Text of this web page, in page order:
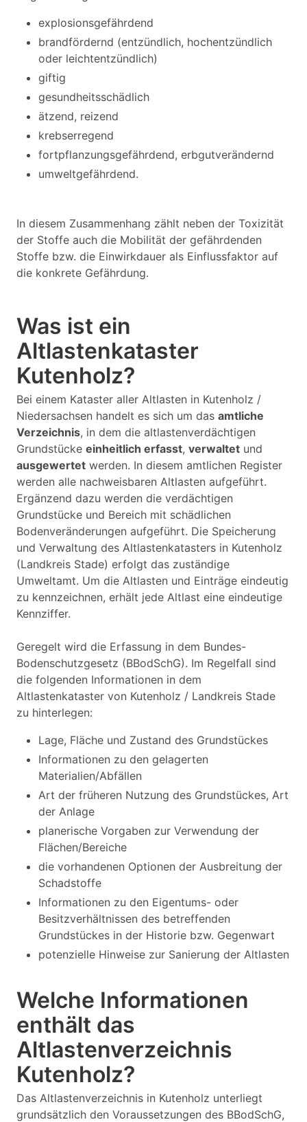
explosionsgefährdend
brandfördernd (entzündlich, hochentzündlich
oder leichtentzündlich)
giftig
gesundheitsschädlich
ätzend, reizend
krebserregend
fortpflanzungsgefährdend, erbgutverändernd
umweltgefährdend.
In diesem Zusammenhang zählt neben der Toxizität
der Stoffe auch die Mobilität der gefährdenden
Stoffe bzw. die Einwirkdauer als Einflussfaktor auf
die konkrete Gefährdung.
Was ist ein
Altlastenkataster
Kutenholz?
Bei einem Kataster aller Altlasten in Kutenholz /
Niedersachsen handelt es sich um das amtliche
Verzeichnis, in dem die altlastenverdächtigen
Grundstücke einheitlich erfasst, verwaltet und
ausgewertet werden. In diesem amtlichen Register
werden alle nachweisbaren Altlasten aufgeführt.
Ergänzend dazu werden die verdächtigen
Grundstücke und Bereich mit schädlichen
Bodenveränderungen aufgeführt. Die Speicherung
und Verwaltung des Altlastenkatasters in Kutenholz
(Landkreis Stade) erfolgt das zuständige
Umweltamt. Um die Altlasten und Einträge eindeutig
zu kennzeichnen, erhält jede Altlast eine eindeutige
Kennziffer.
Geregelt wird die Erfassung in dem Bundes-
Bodenschutzgesetz (BBodSchG). Im Regelfall sind
die folgenden Informationen in dem
Altlastenkataster von Kutenholz / Landkreis Stade
zu hinterlegen:
Lage, Fläche und Zustand des Grundstückes
Informationen zu den gelagerten
Materialien/Abfällen
Art der früheren Nutzung des Grundstückes, Art
der Anlage
planerische Vorgaben zur Verwendung der
Flächen/Bereiche
die vorhandenen Optionen der Ausbreitung der
Schadstoffe
Informationen zu den Eigentums- oder
Besitzverhältnissen des betreffenden
Grundstückes in der Historie bzw. Gegenwart
potenzielle Hinweise zur Sanierung der Altlasten
Welche Informationen
enthält das
Altlastenverzeichnis
Kutenholz?
Das Altlastenverzeichnis in Kutenholz unterliegt
grundsätzlich den Voraussetzungen des BBodSchG,